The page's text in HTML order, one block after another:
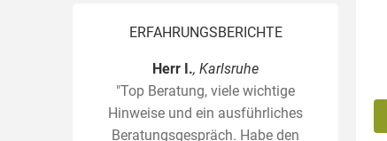
ERFAHRUNGSBERICHTE
Herr I., Karlsruhe
"Top Beratung, viele wichtige
Hinweise und ein ausführliches
Beratungsgespräch. Habe den